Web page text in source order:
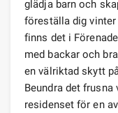
glädja barn och
föreställa dig vinter
finns det i
med backar och
en välriktad skytt
Beundra det
residenset för en